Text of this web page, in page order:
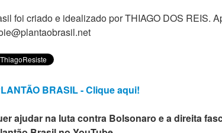
foi criado e idealizado por THIAGO DOS REIS.
BRASIL - Clique aqui!
ajudar na luta contra Bolsonaro e a direita